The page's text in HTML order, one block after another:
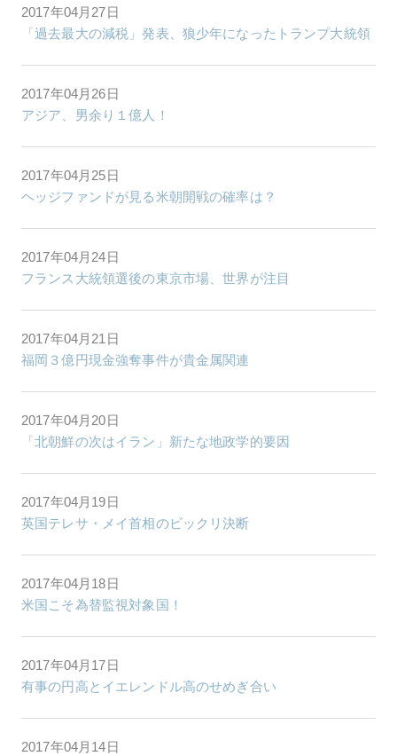
2017年04月27日
「過去最大の減税」発表、狼少年になったトランプ大統領
2017年04月26日
アジア、男余り１億人！
2017年04月25日
ヘッジファンドが見る米朝開戦の確率は？
2017年04月24日
フランス大統領選後の東京市場、世界が注目
2017年04月21日
福岡３億円現金強奪事件が貴金属関連
2017年04月20日
「北朝鮮の次はイラン」新たな地政学的要因
2017年04月19日
英国テレサ・メイ首相のビックリ決断
2017年04月18日
米国こそ為替監視対象国！
2017年04月17日
有事の円高とイエレンドル高のせめぎ合い
2017年04月14日